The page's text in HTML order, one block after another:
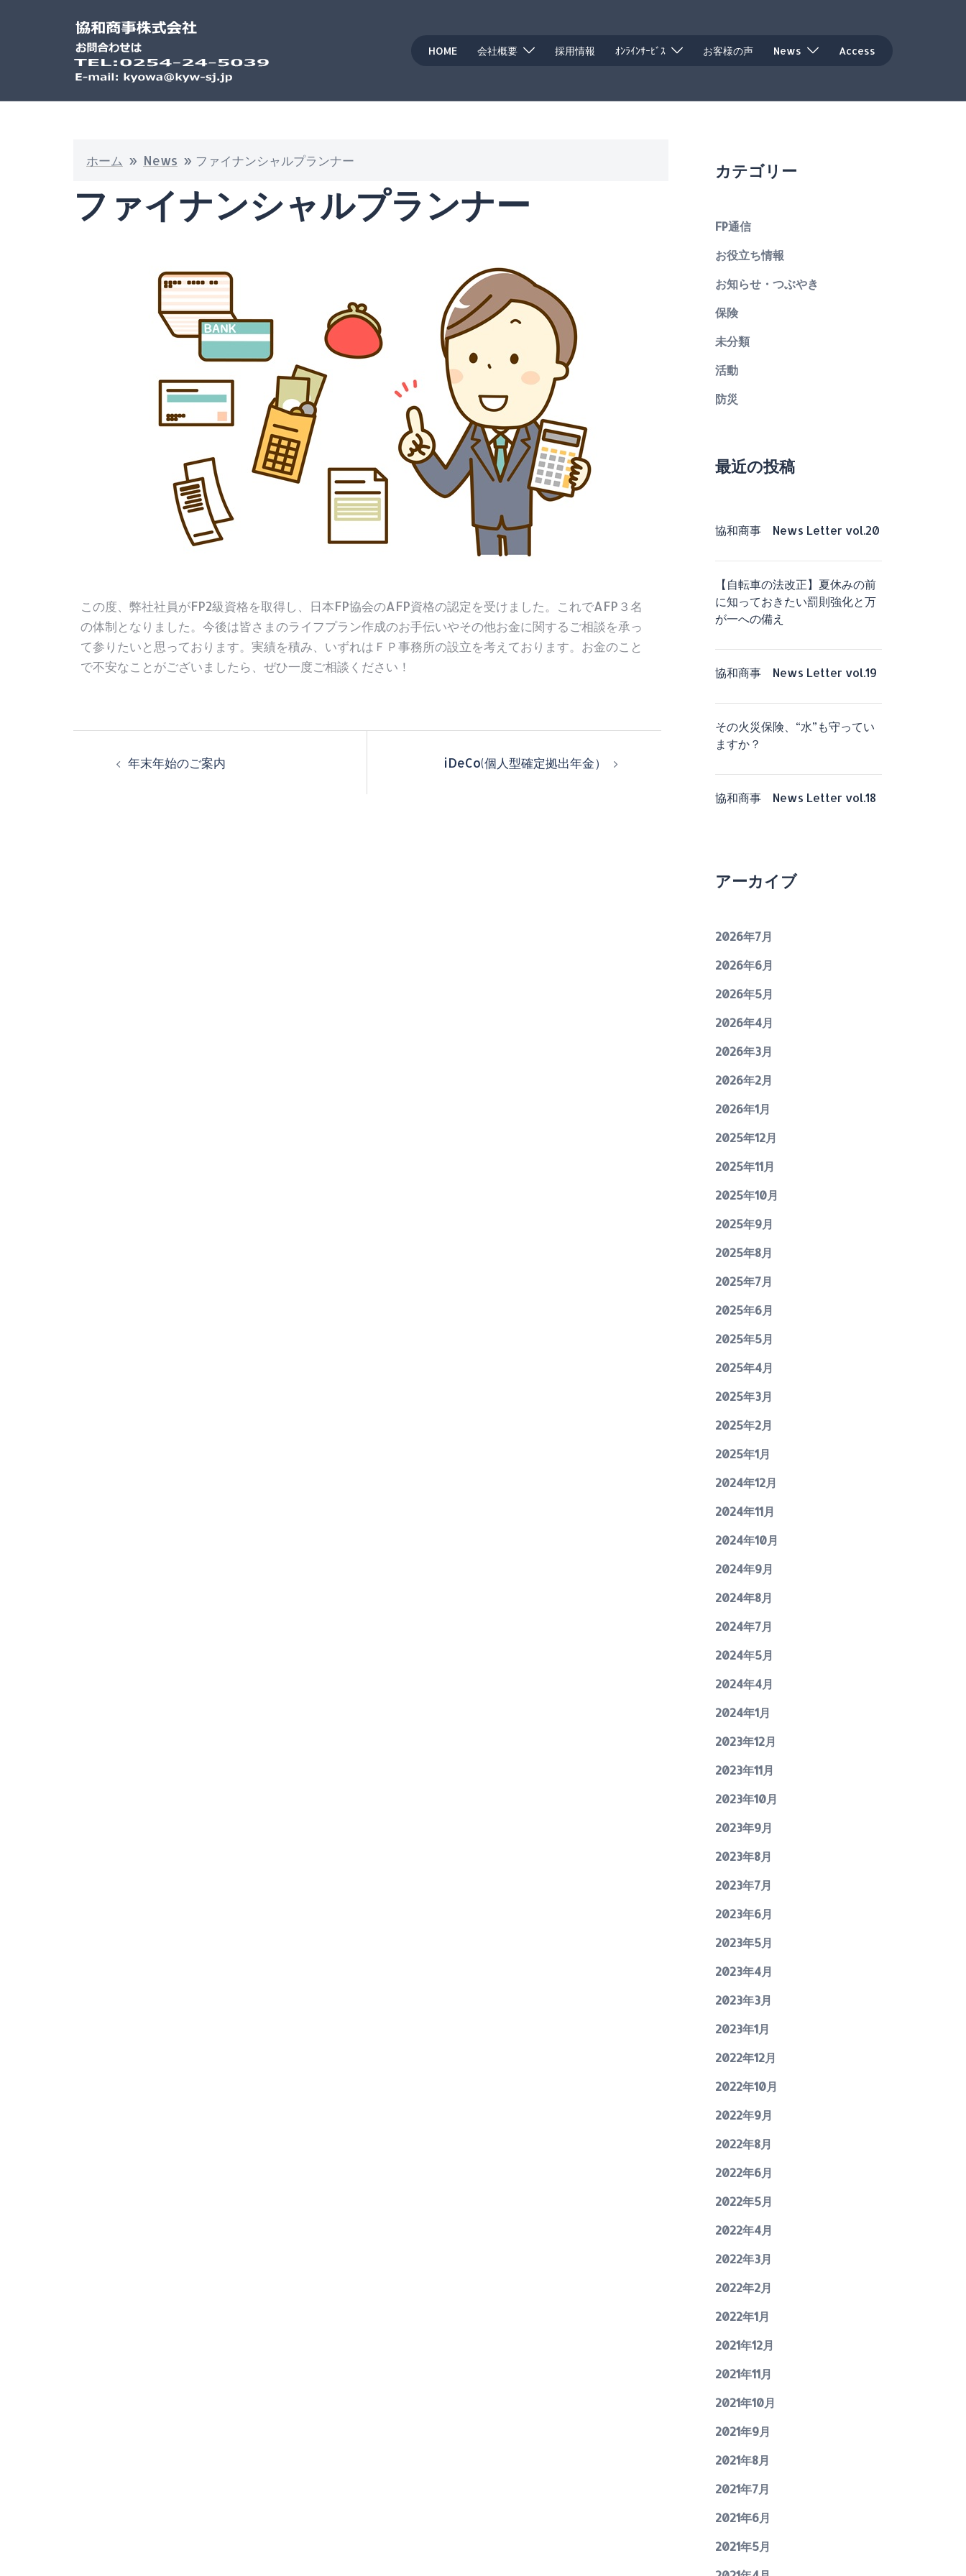
HOME 会社概要 採用情報 ｵﾝﾗｲﾝｻｰﾋﾞｽ お客様の声 News Access
ホーム » News » ファイナンシャルプランナー
ファイナンシャルプランナー
この度、弊社社員がFP2級資格を取得し、日本FP協会のAFP資格の認定を受けました。これでAFP３名
の体制となりました。今後は皆さまのライフプラン作成のお手伝いやその他お金に関するご相談を承っ
て参りたいと思っております。実績を積み、いずれはＦＰ事務所の設立を考えております。お金のこと
で不安なことがございましたら、ぜひ一度ご相談ください！
年末年始のご案内 iDeCo(個人型確定拠出年金）
カテゴリー
FP通信
お役立ち情報
お知らせ・つぶやき
保険
未分類
活動
防災
最近の投稿
協和商事 News Letter vol.20
【自転車の法改正】夏休みの前
に知っておきたい罰則強化と万
が一への備え
協和商事 News Letter vol.19
その火災保険、“水”も守ってい
ますか？
協和商事 News Letter vol.18
アーカイブ
2026年7月
2026年6月
2026年5月
2026年4月
2026年3月
2026年2月
2026年1月
2025年12月
2025年11月
2025年10月
2025年9月
2025年8月
2025年7月
2025年6月
2025年5月
2025年4月
2025年3月
2025年2月
2025年1月
2024年12月
2024年11月
2024年10月
2024年9月
2024年8月
2024年7月
2024年5月
2024年4月
2024年1月
2023年12月
2023年11月
2023年10月
2023年9月
2023年8月
2023年7月
2023年6月
2023年5月
2023年4月
2023年3月
2023年1月
2022年12月
2022年10月
2022年9月
2022年8月
2022年6月
2022年5月
2022年4月
2022年3月
2022年2月
2022年1月
2021年12月
2021年11月
2021年10月
2021年9月
2021年8月
2021年7月
2021年6月
2021年5月